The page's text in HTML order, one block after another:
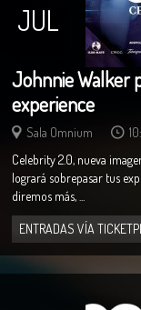
JUL
Johnnie Walker
experience
Sala Omnium
Celebrity 2.0, nueva
logrará sobrepasar tus
diremos más, ...
ENTRADAS VÍA